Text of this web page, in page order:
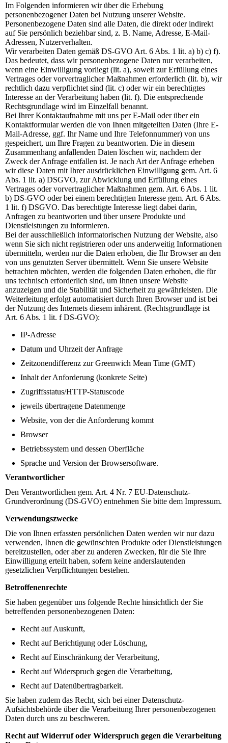
Im Folgenden informieren wir über die Erhebung
personenbezogener Daten bei Nutzung unserer Website.
Personenbezogene Daten sind alle Daten, die direkt oder indirekt
auf Sie persönlich beziehbar sind, z. B. Name, Adresse, E-Mail-
Adressen, Nutzerverhalten.
Wir verarbeiten Daten gemäß DS-GVO Art. 6 Abs. 1 lit. a) b) c) f).
Das bedeutet, dass wir personenbezogene Daten nur verarbeiten,
wenn eine Einwilligung vorliegt (lit. a), soweit zur Erfüllung eines
Vertrages oder vorvertraglicher Maßnahmen erforderlich (lit. b), wir
rechtlich dazu verpflichtet sind (lit. c) oder wir ein berechtigtes
Interesse an der Verarbeitung haben (lit. f). Die entsprechende
Rechtsgrundlage wird im Einzelfall benannt.
Bei Ihrer Kontaktaufnahme mit uns per E-Mail oder über ein
Kontaktformular werden die von Ihnen mitgeteilten Daten (Ihre E-
Mail-Adresse, ggf. Ihr Name und Ihre Telefonnummer) von uns
gespeichert, um Ihre Fragen zu beantworten. Die in diesem
Zusammenhang anfallenden Daten löschen wir, nachdem der
Zweck der Anfrage entfallen ist. Je nach Art der Anfrage erheben
wir diese Daten mit Ihrer ausdrücklichen Einwilligung gem. Art. 6
Abs. 1 lit. a) DSGVO, zur Abwicklung und Erfüllung eines
Vertrages oder vorvertraglicher Maßnahmen gem. Art. 6 Abs. 1 lit.
b) DS-GVO oder bei einem berechtigten Interesse gem. Art. 6 Abs.
1 lit. f) DSGVO. Das berechtigte Interesse liegt dabei darin,
Anfragen zu beantworten und über unsere Produkte und
Dienstleistungen zu informieren.
Bei der ausschließlich informatorischen Nutzung der Website, also
wenn Sie sich nicht registrieren oder uns anderweitig Informationen
übermitteln, werden nur die Daten erhoben, die Ihr Browser an den
von uns genutzten Server übermittelt. Wenn Sie unsere Website
betrachten möchten, werden die folgenden Daten erhoben, die für
uns technisch erforderlich sind, um Ihnen unsere Website
anzuzeigen und die Stabilität und Sicherheit zu gewährleisten. Die
Weiterleitung erfolgt automatisiert durch Ihren Browser und ist bei
der Nutzung des Internets diesem inhärent. (Rechtsgrundlage ist
Art. 6 Abs. 1 lit. f DS-GVO):
IP-Adresse
Datum und Uhrzeit der Anfrage
Zeitzonendifferenz zur Greenwich Mean Time (GMT)
Inhalt der Anforderung (konkrete Seite)
Zugriffsstatus/HTTP-Statuscode
jeweils übertragene Datenmenge
Website, von der die Anforderung kommt
Browser
Betriebssystem und dessen Oberfläche
Sprache und Version der Browsersoftware.
Verantwortlicher
Den Verantwortlichen gem. Art. 4 Nr. 7 EU-Datenschutz-
Grundverordnung (DS-GVO) entnehmen Sie bitte dem Impressum.
Verwendungszwecke
Die von Ihnen erfassten persönlichen Daten werden wir nur dazu
verwenden, Ihnen die gewünschten Produkte oder Dienstleistungen
bereitzustellen, oder aber zu anderen Zwecken, für die Sie Ihre
Einwilligung erteilt haben, sofern keine anderslautenden
gesetzlichen Verpflichtungen bestehen.
Betroffenenrechte
Sie haben gegenüber uns folgende Rechte hinsichtlich der Sie
betreffenden personenbezogenen Daten:
Recht auf Auskunft,
Recht auf Berichtigung oder Löschung,
Recht auf Einschränkung der Verarbeitung,
Recht auf Widerspruch gegen die Verarbeitung,
Recht auf Datenübertragbarkeit.
Sie haben zudem das Recht, sich bei einer Datenschutz-
Aufsichtsbehörde über die Verarbeitung Ihrer personenbezogenen
Daten durch uns zu beschweren.
Recht auf Widerruf oder Widerspruch gegen die Verarbeitung